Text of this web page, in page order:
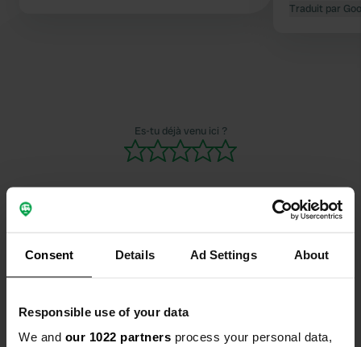
Consent Details Ad Settings About
Responsible use of your data
We and our 1022 partners process your personal data,
Traduit par
Es-tu déjà venu ici ?
Contact
Cours Charlemagne 2
29900, Concarneau, France